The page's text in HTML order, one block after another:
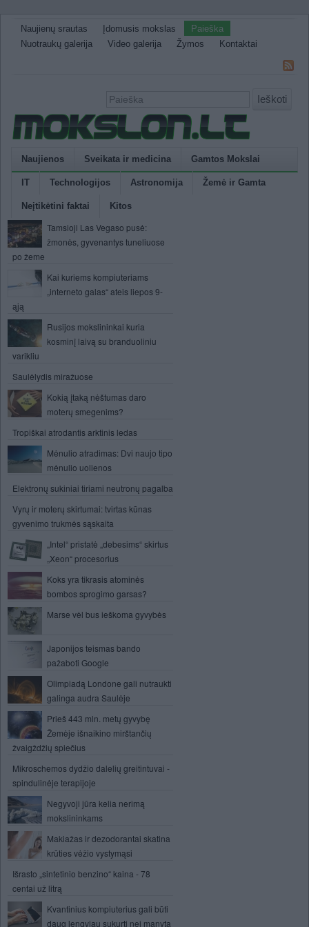
Naujienų srautas Įdomusis mokslas
Paieška
Nuotraukų galerija
Video galerija Žymos Kontaktai
Ieškoti
Naujienos Sveikata ir medicina Gamtos Mokslai
IT Technologijos Astronomija Žemė ir Gamta
Neįtikėtini faktai Kitos
Tamsioji Las Vegaso pusė:
žmonės, gyvenantys tuneliuose
po žeme
Kai kuriems kompiuteriams
„interneto galas“ ateis liepos 9-
ąją
Rusijos mokslininkai kuria
kosminį laivą su branduoliniu
varikliu
Saulėlydis miražuose
Kokią įtaką nėštumas daro
moterų smegenims?
Tropiškai atrodantis arktinis ledas
Mėnulio atradimas: Dvi naujo tipo
mėnulio uolienos
Elektronų sukiniai tiriami neutronų pagalba
Vyrų ir moterų skirtumai: tvirtas kūnas
gyvenimo trukmės sąskaita
„Intel“ pristatė „debesims“ skirtus
„Xeon“ procesorius
Koks yra tikrasis atominės
bombos sprogimo garsas?
Marse vėl bus ieškoma gyvybės
Japonijos teismas bando
pažaboti Google
Olimpiadą Londone gali nutraukti
galinga audra Saulėje
Prieš 443 mln. metų gyvybę
Žemėje išnaikino mirštančių
žvaigždžių spiečius
Mikroschemos dydžio dalelių greitintuvai -
spindulinėje terapijoje
Negyvoji jūra kelia nerimą
mokslininkams
Makiažas ir dezodorantai skatina
krūties vėžio vystymąsi
Išrasto „sintetinio benzino“ kaina - 78
centai už litrą
Kvantinius kompiuterius gali būti
daug lengviau sukurti nei manyta